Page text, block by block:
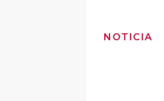
NOTICIA